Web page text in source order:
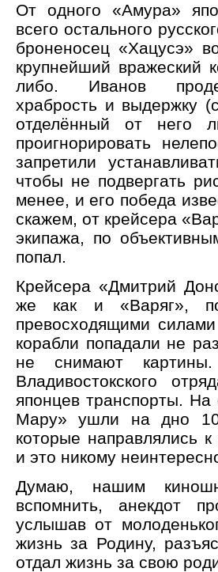
От одного «Амура»
всего остального
броненосец «Хацусэ»
крупнейший вражеский
либо. Иванов
храбрость и выдержку
отделённый от него
проигнорировать
запретили
чтобы не подвергать
менее, и его победа
скажем, от крейсера
экипажа, по
попал.
Крейсера «Дмитрий
же как и «Варяг»,
превосходящими
корабли попадали не
не снимают
Владивостокского
японцев транспорты.
Мару» ушли на дно
которые направлялись
и это никому
Думаю, нашим
вспомнить, анекдот
услышав от
жизнь за Родину,
отдал жизнь за свою